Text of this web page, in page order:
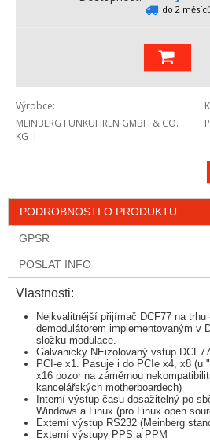
do 2
Výrobce
MEINBERG FUNKUHREN GMBH & CO.
KG
PODROBNOSTI O PRODUKTU
GPSR
POSLAT INFO
Vlastnosti:
Nejkvalitnější přijímač DCF77 na
demodulátorem implementovaným v
složku modulace.
Galvanicky NEizolovaný vstup
PCI-e x1. Pasuje i do PCIe x4, x8 (u
x16 pozor na záměrnou
kancelářských motherboardech)
Interní výstup času dosažitelný po
Windows a Linux (pro Linux open
Externí výstup RS232 (Meinberg
Externí výstupy PPS a PPM